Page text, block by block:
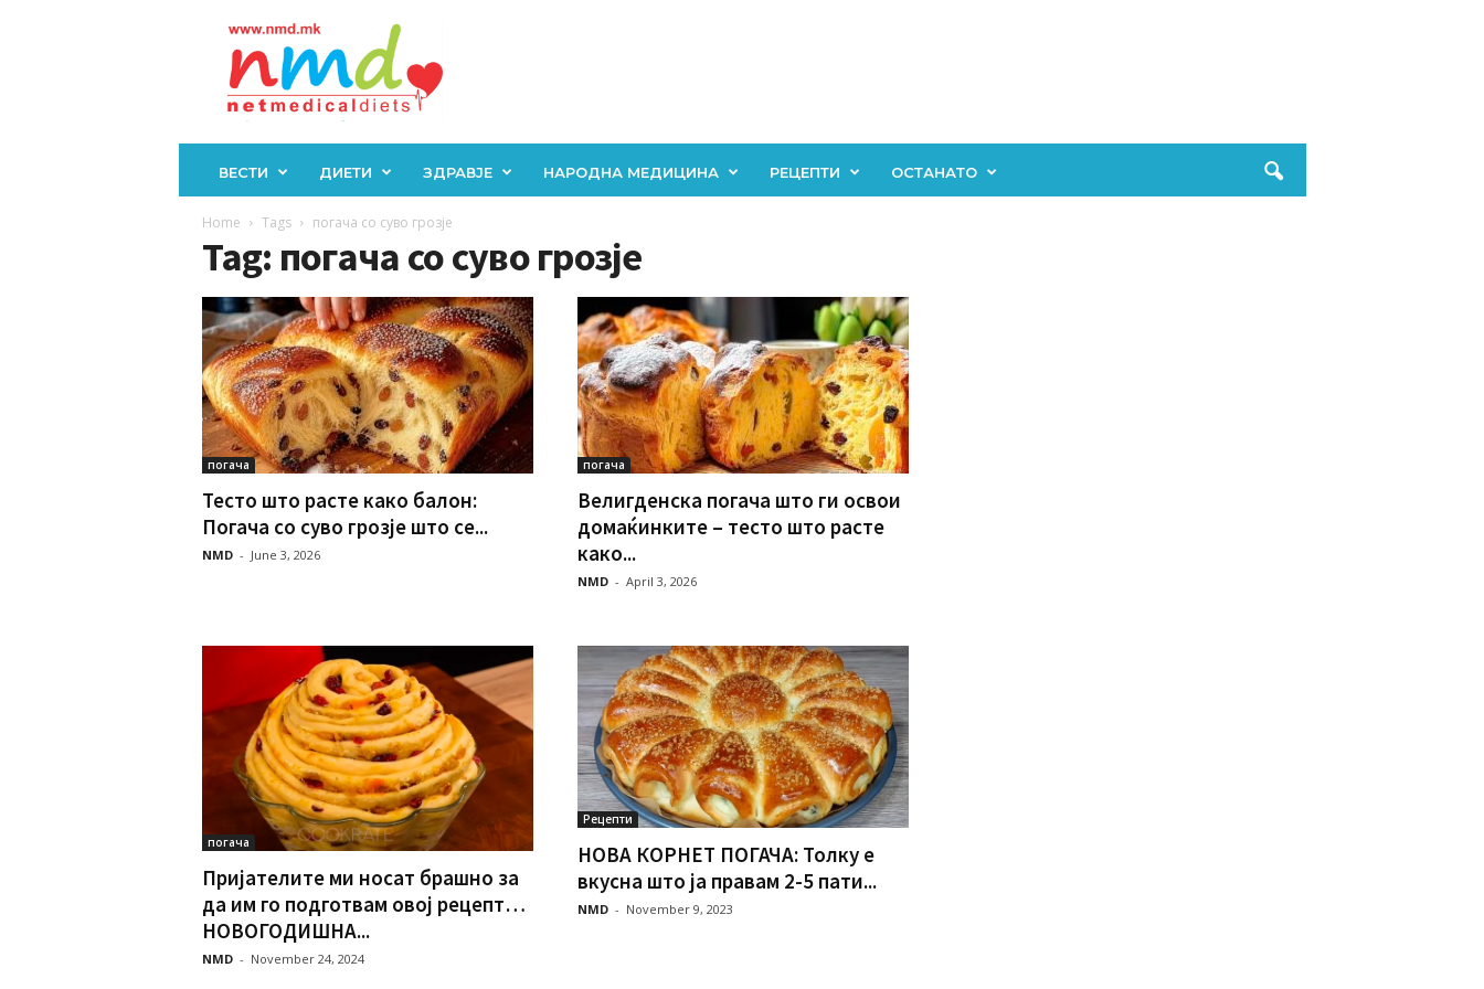
ВЕСТИ ДИЕТИ ЗДРАВЈЕ НАРОДНА МЕДИЦИНА РЕЦЕПТИ ОСТАНАТО
Home Tags погача со суво грозје
Tag: погача со суво грозје
погача
Тесто што расте како балон:
Погача со суво грозје што се...
NMD - June 3, 2026
погача
Велигденска погача што ги освои
домаќинките – тесто што расте
како...
NMD - April 3, 2026
погача
Пријателите ми носат брашно за
да им го подготвам овој рецепт…
НОВОГОДИШНА...
NMD - November 24, 2024
Рецепти
НОВА КОРНЕТ ПОГАЧА: Толку е
вкусна што ја правам 2-5 пати...
NMD - November 9, 2023